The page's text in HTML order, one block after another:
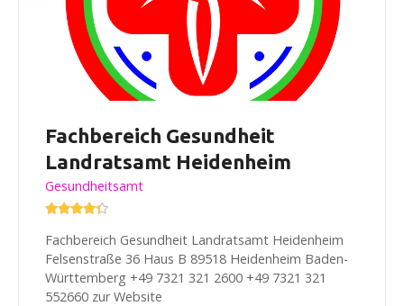
Fachbereich Gesundheit
Landratsamt Heidenheim
Gesundheitsamt
Fachbereich Gesundheit Landratsamt Heidenheim
Felsenstraße 36 Haus B 89518 Heidenheim Baden-
Württemberg +49 7321 321 2600 +49 7321 321
552660 zur Website